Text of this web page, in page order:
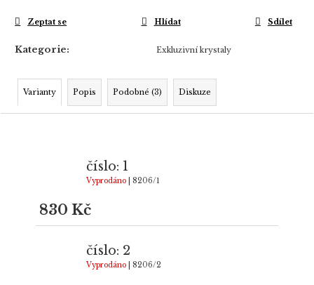
Kategorie: Exkluzivní krystaly
Zeptat se Hlídat Sdílet
Varianty Popis Podobné (3) Diskuze
číslo: 1
Vyprodáno | 8206/1
830 Kč
číslo: 2
Vyprodáno | 8206/2